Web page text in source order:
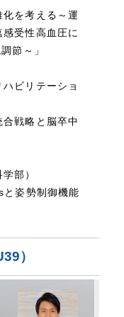
化を考える～運
受性高血圧に
節～」
ハビリテーショ
合戦略と脳卒中
部）
姿勢制御機能
）